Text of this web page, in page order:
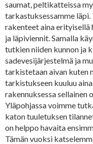
saumat, peltikatteissa
tarkastuksessamme
rakenteet aina
ja läpiviennit. Samalla
tutkien niiden kunnon ja
sadevesijärjestelmä ja
tarkistetaan aivan kuten
tarkistukseen kuuluu
rakennuksessa sellainen
Yläpohjassa voimme
katon tuuletuksen
on helppo havaita
Tämän vuoksi